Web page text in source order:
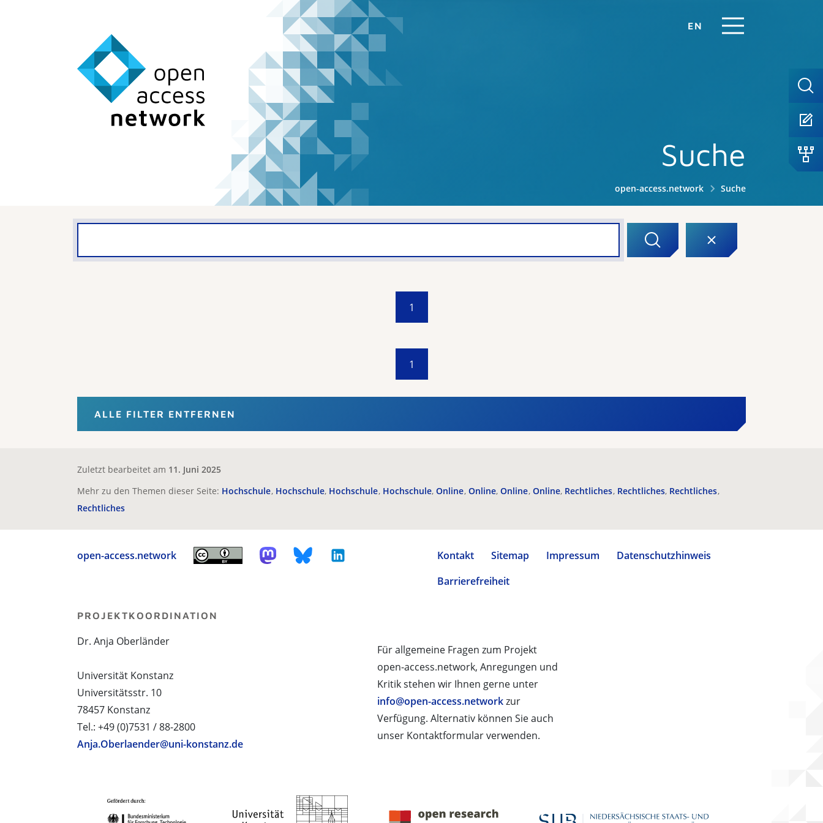
EN
Suche
open-access.network Suche
1
1
ALLE FILTER ENTFERNEN
Zuletzt bearbeitet am 11. Juni 2025
Mehr zu den Themen dieser Seite: Hochschule Hochschule Hochschule Hochschule Online Online Online Online Rechtliches Rechtliches Rechtliches
Rechtliches
open-access.network Kontakt Sitemap Impressum
Datenschutzhinweis
Barrierefreiheit
Für allgemeine Fragen zum Projekt
open-access.network, Anregungen und
Kritik stehen wir Ihnen gerne unter
info@open-access.networkzur
Verfügung. Alternativ können Sie auch
unser Kontaktformular verwenden.
PROJEKTKOORDINATION
Dr. Anja Oberländer
Universität Konstanz
Universitätsstr. 10
78457 Konstanz
Tel.: +49 (0)7531 / 88-2800
Anja.Oberlaender@uni-konstanz.de